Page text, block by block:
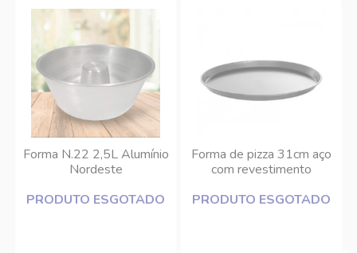
Forma N.22 2,5L Alumínio
Nordeste
PRODUTO ESGOTADO
Forma de pizza 31cm aço
com revestimento
PRODUTO ESGOTADO